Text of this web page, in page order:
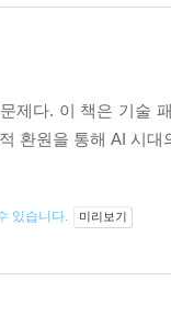
제다. 이 책은 기술
환원을 통해 AI 시
있습니다. 미리보기